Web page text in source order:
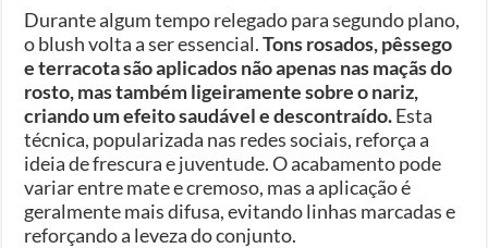
Durante algum tempo relegado para segundo plano,
o blush volta a ser essencial.Tons rosados, pêssego
e terracota são aplicados não apenas nas maçãs do
rosto, mas também ligeiramente sobre o nariz,
criando um efeito saudável e descontraído.Esta
técnica, popularizada nas redes sociais, reforça a
ideia de frescura e juventude. O acabamento pode
variar entre mate e cremoso, mas a aplicação é
geralmente mais difusa, evitando linhas marcadas e
reforçando a leveza do conjunto.